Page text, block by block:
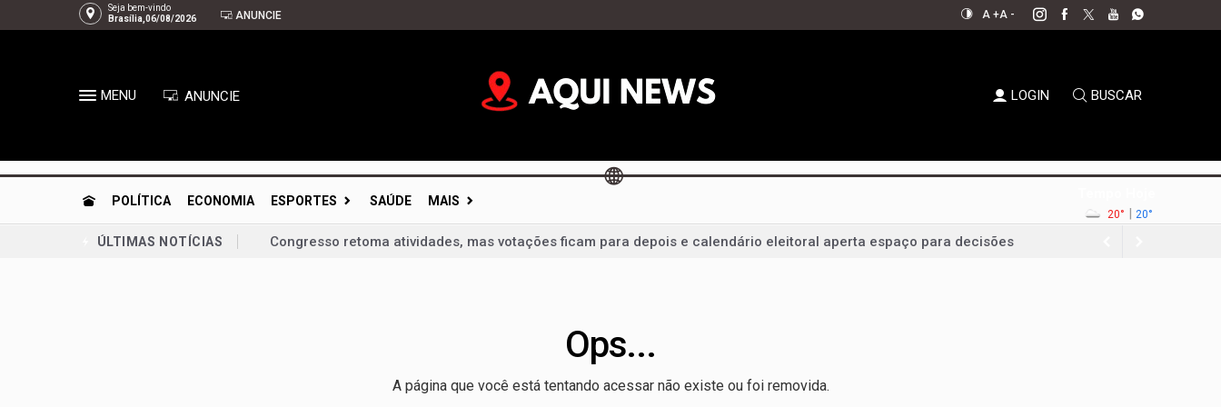
Seja bem-vindo
Brasília,06/08/2026
ANUNCIE A +A -
MENU ANUNCIE LOGIN BUSCAR
POLÍTICA ECONOMIA ESPORTES SAÚDE MAIS
20° | 20°
ÚLTIMAS NOTÍCIAS
Congresso retoma atividades, mas votações ficam para depois e calendário eleitoral aperta espaço para decisões
Gustavo Rocha exalta liderança de Celina Leão e confirma candidatura a vice-governador em convenção histórica
PL-DF confirma Roosevelt Vilela na disputa pela reeleição e reforça projeto para ampliar bancada na CLDF
Ops...
A página que você está tentando acessar não existe ou foi removida.